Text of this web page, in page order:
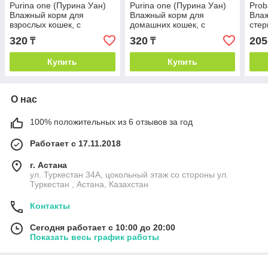
Purina one (Пурина Уан)
Влажный корм для
взрослых кошек, с
говядиной, 75 г
320 ₸
Купить
Purina one (Пурина Уан)
Влажный корм для
домашних кошек, с
курицей, 75 г
320₸
Купить
205
О нас
100% положительных из 6 отзывов за год
Работает с 17.11.2018
г. Астана
ул. Туркестан 34А, цокольный этаж со стороны ул.
Туркестан , Астана, Казахстан
Контакты
Сегодня работает с 10:00 до 20:00
Показать весь график работы